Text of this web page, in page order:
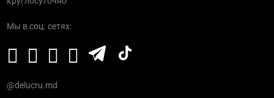
Мы в соц. сетях:
@delucru.md